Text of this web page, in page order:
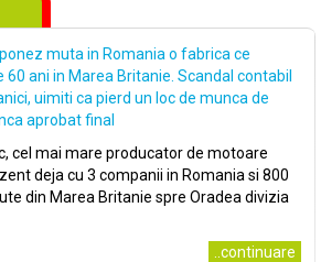
muta in Romania o fabrica ce
ani in Marea Britanie. Scandal contabil
uimiti ca pierd un loc de munca de
aprobat final
cel mai mare producator de motoare
deja cu 3 companii in Romania si 800
din Marea Britanie spre Oradea divizia
..continuare